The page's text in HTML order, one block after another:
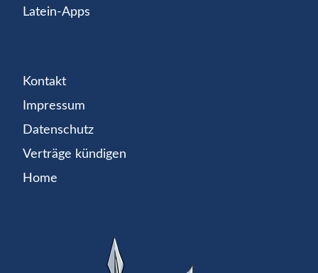
Latein-Apps
Kontakt
Impressum
Datenschutz
Verträge kündigen
Home